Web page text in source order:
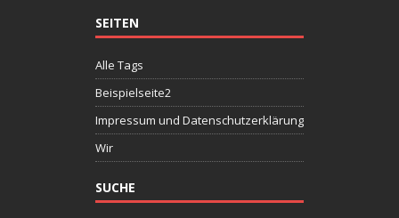
SEITEN
Alle Tags
Beispielseite2
Impressum und Datenschutzerklärung
Wir
SUCHE